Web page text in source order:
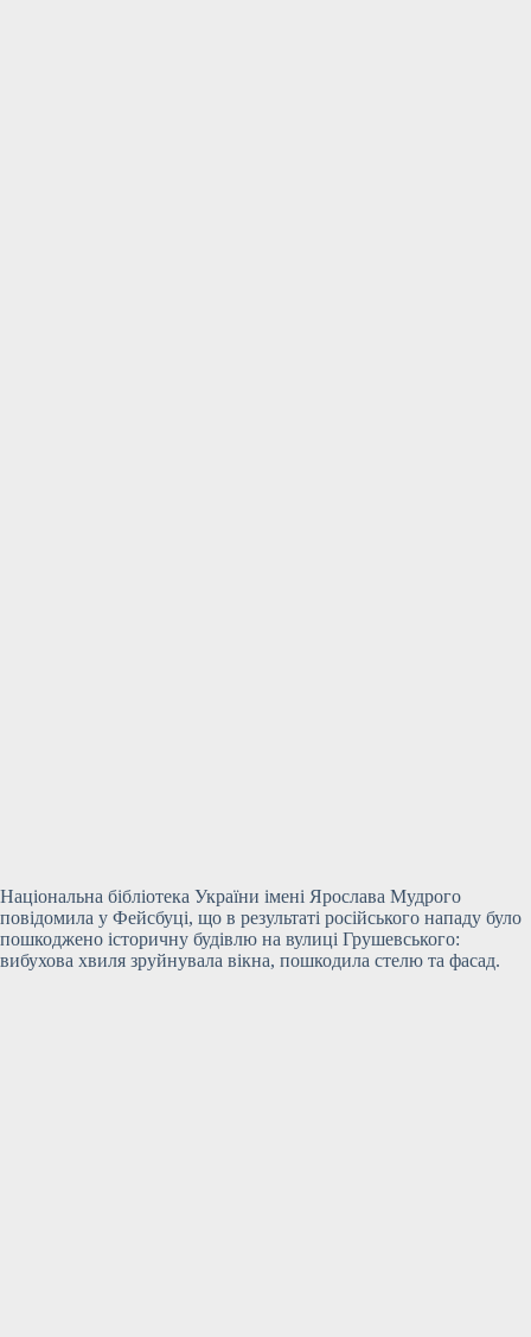
Національна бібліотека України імені Ярослава Мудрого
повідомила у Фейсбуці, що в результаті російського нападу було
пошкоджено історичну будівлю на вулиці Грушевського:
вибухова хвиля зруйнувала вікна, пошкодила стелю та фасад.